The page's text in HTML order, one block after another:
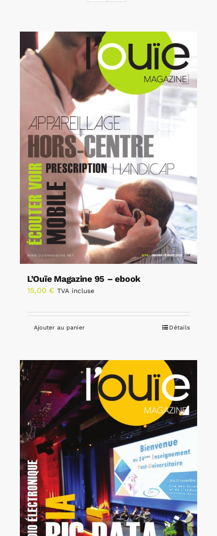
Annonces emploi
L’Ouïe Magazine 95 – ebook
15,00 € TVA incluse
Ajouter au panier Détails